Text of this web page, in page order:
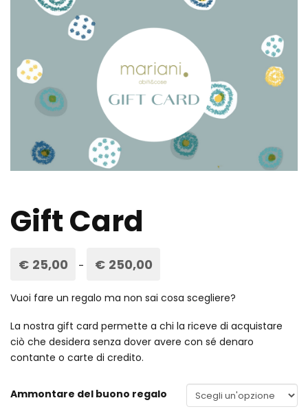
Gift Card
€ 25,00 - € 250,00
€25,00
€250,00
Vuoi fare un regalo ma non sai cosa scegliere?
La nostra gift card permette a chi la riceve di acquistare
ciò che desidera senza dover avere con sé denaro
contante o carte di credito.
Ammontare del buono regalo